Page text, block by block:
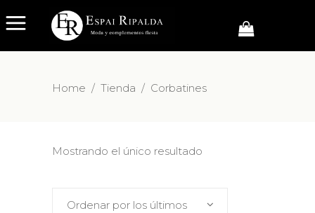
Home / Tienda / Corbatines
Mostrando el único resultado
Ordenar por los últimos